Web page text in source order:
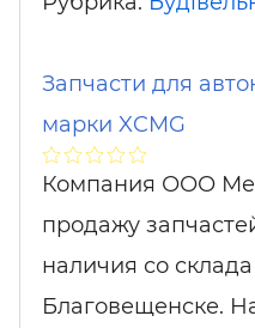
Запчасти для
марки XCMG
Компания ООО
продажу
наличия со
Благовещенске.